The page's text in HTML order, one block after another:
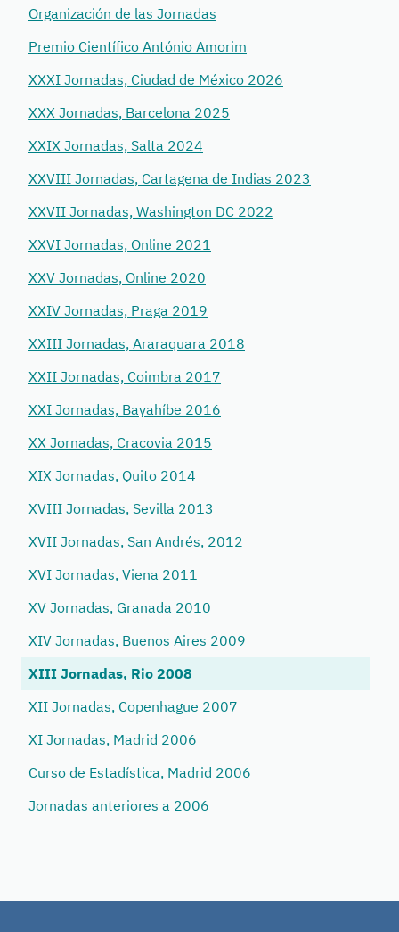
Organización de las Jornadas
Premio Científico António Amorim
XXXI Jornadas, Ciudad de México 2026
XXX Jornadas, Barcelona 2025
XXIX Jornadas, Salta 2024
XXVIII Jornadas, Cartagena de Indias 2023
XXVII Jornadas, Washington DC 2022
XXVI Jornadas, Online 2021
XXV Jornadas, Online 2020
XXIV Jornadas, Praga 2019
XXIII Jornadas, Araraquara 2018
XXII Jornadas, Coimbra 2017
XXI Jornadas, Bayahíbe 2016
XX Jornadas, Cracovia 2015
XIX Jornadas, Quito 2014
XVIII Jornadas, Sevilla 2013
XVII Jornadas, San Andrés, 2012
XVI Jornadas, Viena 2011
XV Jornadas, Granada 2010
XIV Jornadas, Buenos Aires 2009
XIII Jornadas, Rio 2008
XII Jornadas, Copenhague 2007
XI Jornadas, Madrid 2006
Curso de Estadística, Madrid 2006
Jornadas anteriores a 2006